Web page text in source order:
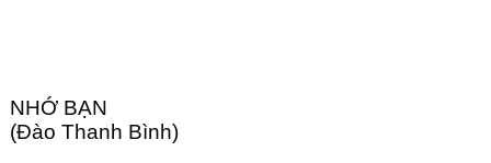
NHỚ BẠN
(Đào Thanh Bình)